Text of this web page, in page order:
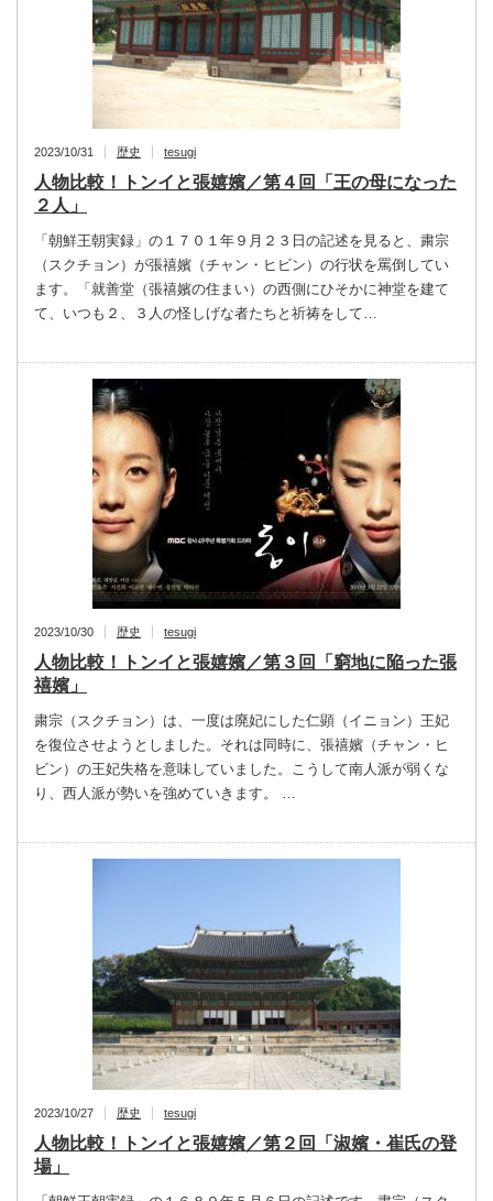
2023/10/31 歴史 tesugi
人物比較！トンイと張嬉嬪／第４回「王の母になった
２人」
「朝鮮王朝実録」の１７０１年９月２３日の記述を見ると、粛宗
（スクチョン）が張禧嬪（チャン・ヒビン）の行状を罵倒してい
ます。「就善堂（張禧嬪の住まい）の西側にひそかに神堂を建て
て、いつも２、３人の怪しげな者たちと祈祷をして…
2023/10/30 歴史 tesugi
人物比較！トンイと張嬉嬪／第３回「窮地に陥った張
禧嬪」
粛宗（スクチョン）は、一度は廃妃にした仁顕（イニョン）王妃
を復位させようとしました。それは同時に、張禧嬪（チャン・ヒ
ビン）の王妃失格を意味していました。こうして南人派が弱くな
り、西人派が勢いを強めていきます。 …
2023/10/27 歴史 tesugi
人物比較！トンイと張嬉嬪／第２回「淑嬪・崔氏の登
場」